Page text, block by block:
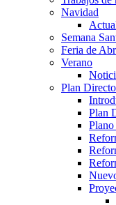
Navidad
Semana
Feria de
Verano
Plan
Plan